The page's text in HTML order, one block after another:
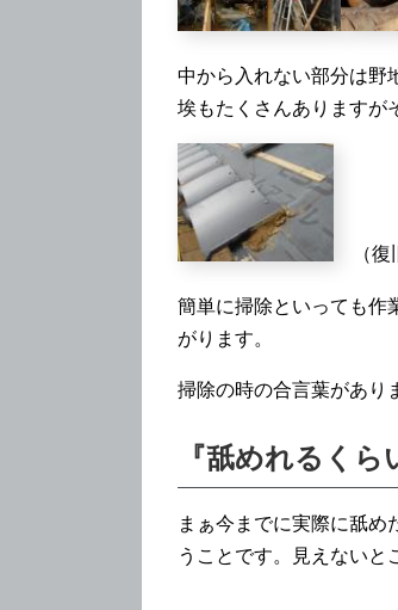
中から入れない部分は野
埃もたくさんありますが
（復
簡単に掃除といっても作
がります。
掃除の時の合言葉があり
『舐めれるくら
まぁ今までに実際に舐め
うことです。見えないと